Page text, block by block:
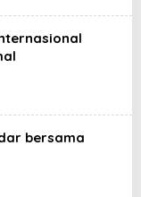
bersama